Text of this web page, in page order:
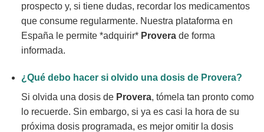
prospecto y, si tiene dudas, recordar los medicamentos
que consume regularmente. Nuestra plataforma en
España le permite *adquirir* Proverade forma
informada.
¿Qué debo hacer si olvido una dosis de Provera?
Si olvida una dosis de Provera, tómela tan pronto como
lo recuerde. Sin embargo, si ya es casi la hora de su
próxima dosis programada, es mejor omitir la dosis